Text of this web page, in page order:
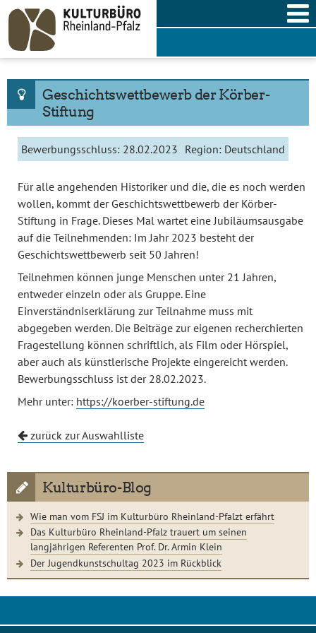
Skip
content
Geschichtswettbewerb der Körber-
Stiftung
Bewerbungsschluss: 28.02.2023 Region: Deutschland
Für alle angehenden Historiker und die, die es noch werden
wollen, kommt der Geschichtswettbewerb der Körber-
Stiftung in Frage. Dieses Mal wartet eine Jubiläumsausgabe
auf die Teilnehmenden: Im Jahr 2023 besteht der
Geschichtswettbewerb seit 50 Jahren!
Teilnehmen können junge Menschen unter 21 Jahren,
entweder einzeln oder als Gruppe. Eine
Einverständniserklärung zur Teilnahme muss mit
abgegeben werden. Die Beiträge zur eigenen recherchierten
Fragestellung können schriftlich, als Film oder Hörspiel,
aber auch als künstlerische Projekte eingereicht werden.
Bewerbungsschluss ist der 28.02.2023.
Mehr unter: https://koerber-stiftung.de
zurück zur Auswahlliste
Kulturbüro-Blog
Wie man vom FSJ im Kulturbüro Rheinland-Pfalzt erfährt
Das Kulturbüro Rheinland-Pfalz trauert um seinen
langjährigen Referenten Prof. Dr. Armin Klein
Der Jugendkunstschultag 2023 im Rückblick